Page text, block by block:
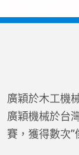
廣穎於木工機
廣穎機械於台
賽，獲得數次”